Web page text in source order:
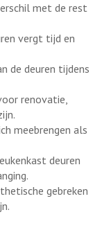
met de rest
vergt tijd en
de deuren tijdens
renovatie,
meebrengen als
deuren
gebreken